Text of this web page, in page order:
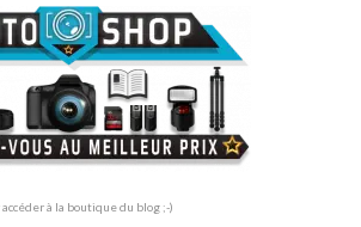
à la boutique du blog ;-)